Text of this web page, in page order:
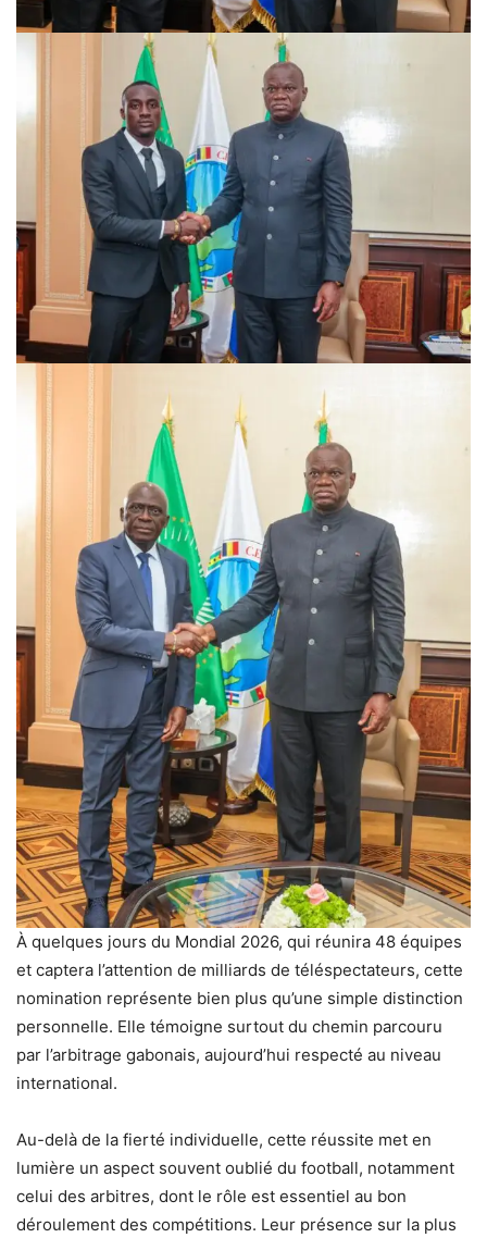
À quelques jours du Mondial 2026, qui réunira 48 équipes
et captera l’attention de milliards de téléspectateurs, cette
nomination représente bien plus qu’une simple distinction
personnelle. Elle témoigne surtout du chemin parcouru
par l’arbitrage gabonais, aujourd’hui respecté au niveau
international.
Au-delà de la fierté individuelle, cette réussite met en
lumière un aspect souvent oublié du football, notamment
celui des arbitres, dont le rôle est essentiel au bon
déroulement des compétitions. Leur présence sur la plus